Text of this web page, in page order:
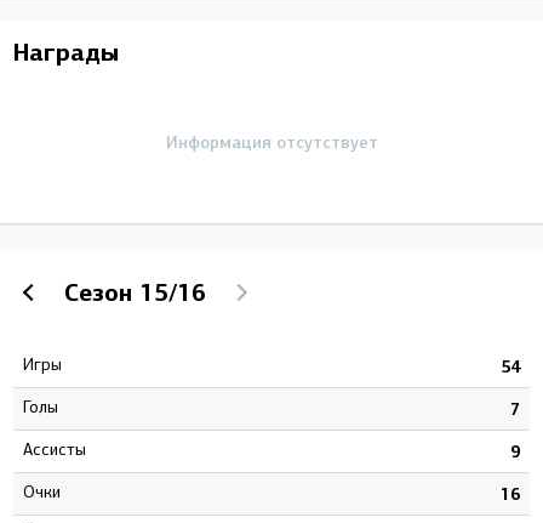
Награды
Информация отсутствует
Сезон 15/16
Игры 54
Голы 7
Ассисты 9
Очки 16